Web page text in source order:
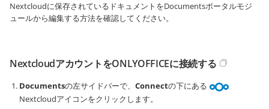
Nextcloudに保存されているドキュメントをDocumentsポータルモジ
ュールから編集する方法を確認してください。
NextcloudアカウントをONLYOFFICEに接続する
Documentsの左サイドバーで、 Connectの下にある
Nextcloudアイコンをクリックします。